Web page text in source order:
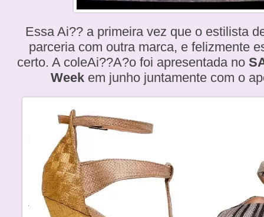
Essa Ai?? a primeira vez que o estilista
parceria com outra marca, e felizmente
certo. A coleAi??A?o foi apresentada no
Week em junho juntamente com o